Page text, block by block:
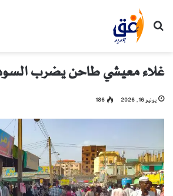
بحث عن
غلاء معيشي طاحن يضرب
يونيو 16, 2026 186